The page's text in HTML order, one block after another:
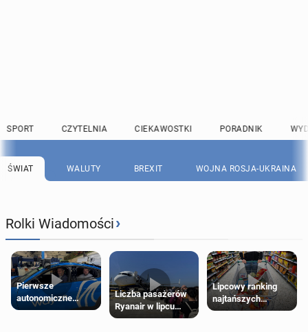
SPORT CZYTELNIA CIEKAWOSTKI PORADNIK
ŚWIAT WALUTY BREXIT WOJNA ROSJA-UKRAINA
Rolki Wiadomości›
Pierwsze
autonomiczne
Ubery pojawią się
Liczba pasażerów
Ryanair w lipcu
pobiła rekord
Lipcowy ranking
najtańszych
supermarketów